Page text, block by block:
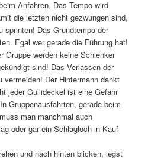
Anfahren. Das Tempo wird
die letzten nicht gezwungen sind,
sprinten! Das Grundtempo der
Egal wer gerade die Führung hat!
Gruppe werden keine Schlenker
sind! Das Verlassen der
vermeiden! Der Hintermann dankt
jeder Gullideckel ist eine Gefahr
Gruppenausfahrten, gerade beim
man manchmal auch
oder gar ein Schlagloch in Kauf
und nach hinten blicken, legst